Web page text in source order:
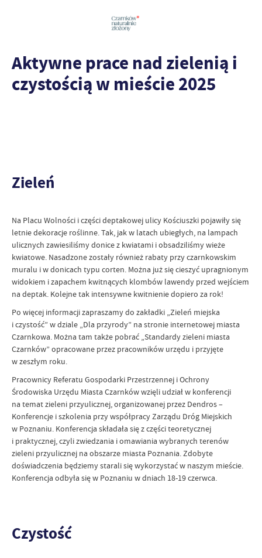
Aktywne prace nad zielenią i
czystością w mieście 2025
Zieleń
Na Placu Wolności i części deptakowej ulicy Kościuszki pojawiły się
letnie dekoracje roślinne. Tak, jak w latach ubiegłych, na lampach
ulicznych zawiesiliśmy donice z kwiatami i obsadziliśmy wieże
kwiatowe. Nasadzone zostały również rabaty przy czarnkowskim
muralu i w donicach typu corten. Można już się cieszyć upragnionym
widokiem i zapachem kwitnących klombów lawendy przed wejściem
na deptak. Kolejne tak intensywne kwitnienie dopiero za rok!
Po więcej informacji zapraszamy do zakładki „Zieleń miejska
i czystość” w dziale „Dla przyrody” na stronie internetowej miasta
Czarnkowa. Można tam także pobrać „Standardy zieleni miasta
Czarnków” opracowane przez pracowników urzędu i przyjęte
w zeszłym roku.
Pracownicy Referatu Gospodarki Przestrzennej i Ochrony
Środowiska Urzędu Miasta Czarnków wzięli udział w konferencji
na temat zieleni przyulicznej, organizowanej przez Dendros –
Konferencje i szkolenia przy współpracy Zarządu Dróg Miejskich
w Poznaniu. Konferencja składała się z części teoretycznej
i praktycznej, czyli zwiedzania i omawiania wybranych terenów
zieleni przyulicznej na obszarze miasta Poznania. Zdobyte
doświadczenia będziemy starali się wykorzystać w naszym mieście.
Konferencja odbyła się w Poznaniu w dniach 18-19 czerwca.
Czystość